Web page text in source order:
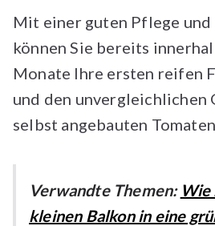
Mit einer guten Pflege und
können Sie bereits
Monate Ihre ersten reifen
und den unvergleichlichen
selbst angebauten
Verwandte Themen: Wie
kleinen Balkon in eine